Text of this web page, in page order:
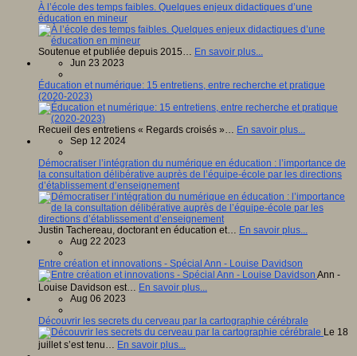
À l’école des temps faibles. Quelques enjeux didactiques d’une
éducation en mineur
Soutenue et publiée depuis 2015… En savoir plus...
Jun 23 2023
Éducation et numérique: 15 entretiens, entre recherche et pratique
(2020-2023)
Recueil des entretiens « Regards croisés »… En savoir plus...
Sep 12 2024
Démocratiser l’intégration du numérique en éducation : l’importance de
la consultation délibérative auprès de l’équipe-école par les directions
d’établissement d’enseignement
Justin Tachereau, doctorant en éducation et… En savoir plus...
Aug 22 2023
Entre création et innovations - Spécial Ann - Louise Davidson
Ann -
Louise Davidson est… En savoir plus...
Aug 06 2023
Découvrir les secrets du cerveau par la cartographie cérébrale
Le 18
juillet s’est tenu… En savoir plus...